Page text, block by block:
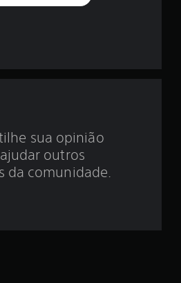
e
e
sua opinião
outros
da comunidade.